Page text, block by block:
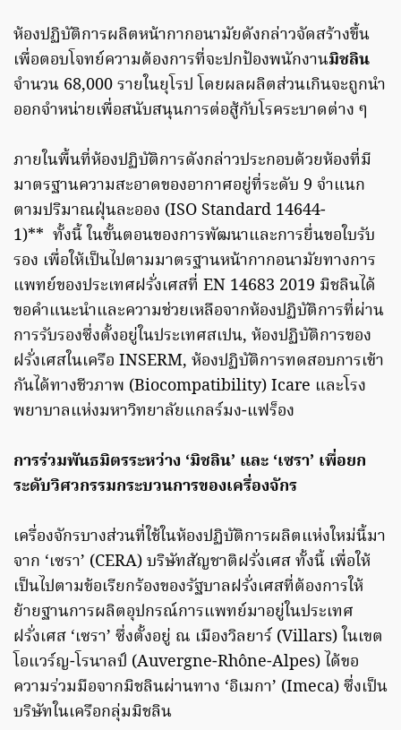
ห้องปฏิบัติการผลิตหน้ากากอนามัยดังกล่าวจัดสร้างขึ้น
เพื่อตอบโจทย์ความต้องการที่จะปกป้องพนักงานมิชลิน
จำนวน 68,000 รายในยุโรป โดยผลผลิตส่วนเกินจะถูกนำ
ออกจำหน่ายเพื่อสนับสนุนการต่อสู้กับโรคระบาดต่าง ๆ
ภายในพื้นที่ห้องปฏิบัติการดังกล่าวประกอบด้วยห้องที่มี
มาตรฐานความสะอาดของอากาศอยู่ที่ระดับ 9 จำแนก
ตามปริมาณฝุ่นละออง (ISO Standard 14644-
1)** ทั้งนี้ ในขั้นตอนของการพัฒนาและการยื่นขอใบรับ
รอง เพื่อให้เป็นไปตามมาตรฐานหน้ากากอนามัยทางการ
แพทย์ของประเทศฝรั่งเศสที่ EN 14683 2019 มิชลินได้
ขอคำแนะนำและความช่วยเหลือจากห้องปฏิบัติการที่ผ่าน
การรับรองซึ่งตั้งอยู่ในประเทศสเปน, ห้องปฏิบัติการของ
ฝรั่งเศสในเครือ INSERM, ห้องปฏิบัติการทดสอบการเข้า
กันได้ทางชีวภาพ (Biocompatibility) Icare และโรง
พยาบาลแห่งมหาวิทยาลัยแกลร์มง-แฟร็อง
การร่วมพันธมิตรระหว่าง ‘มิชลิน’ และ ‘เซรา’ เพื่อยก
ระดับวิศวกรรมกระบวนการของเครื่องจักร
เครื่องจักรบางส่วนที่ใช้ในห้องปฏิบัติการผลิตแห่งใหม่นี้มา
จาก ‘เซรา’ (CERA) บริษัทสัญชาติฝรั่งเศส ทั้งนี้ เพื่อให้
เป็นไปตามข้อเรียกร้องของรัฐบาลฝรั่งเศสที่ต้องการให้
ย้ายฐานการผลิตอุปกรณ์การแพทย์มาอยู่ในประเทศ
ฝรั่งเศส ‘เซรา’ ซึ่งตั้งอยู่ ณ เมืองวิลยาร์ (Villars) ในเขต
โอแวร์ญ-โรนาลป์ (Auvergne-Rhône-Alpes) ได้ขอ
ความร่วมมือจากมิชลินผ่านทาง ‘อิเมกา’ (Imeca) ซึ่งเป็น
บริษัทในเครือกลุ่มมิชลิน